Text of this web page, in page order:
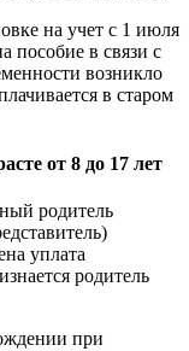
на учет с 1 июля
пособие в связи с
возникло
в старом
от 8 до 17 лет
родитель
уплата
родитель
при